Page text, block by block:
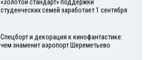
«Золотой стандарт» поддержки
студенческих семей заработает 1 сентября
Спецборт и декорация к кинофантастике:
чем знаменит аэропорт Шереметьево